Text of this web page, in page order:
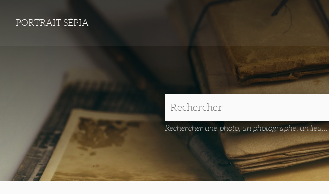
PORTRAIT SÉPIA
Rechercher une photo, un photographe, un lieu...